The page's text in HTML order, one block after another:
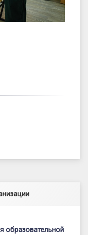
образовательной